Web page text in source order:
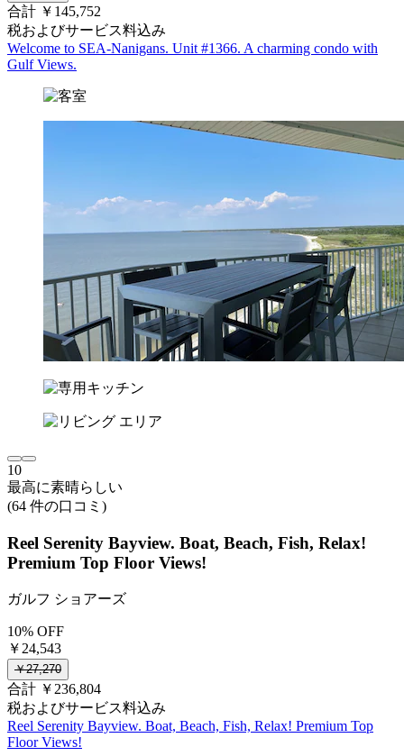
合計 ￥145,752
税およびサービス料込み
Welcome to SEA-Nanigans. Unit #1366. A charming condo with
Gulf Views.
10
最高に素晴らしい
(64 件の口コミ)
Reel Serenity Bayview. Boat, Beach, Fish, Relax!
Premium Top Floor Views!
ガルフ ショアーズ
10% OFF
￥24,543
￥27,270
合計 ￥236,804
税およびサービス料込み
Reel Serenity Bayview. Boat, Beach, Fish, Relax! Premium Top
Floor Views!